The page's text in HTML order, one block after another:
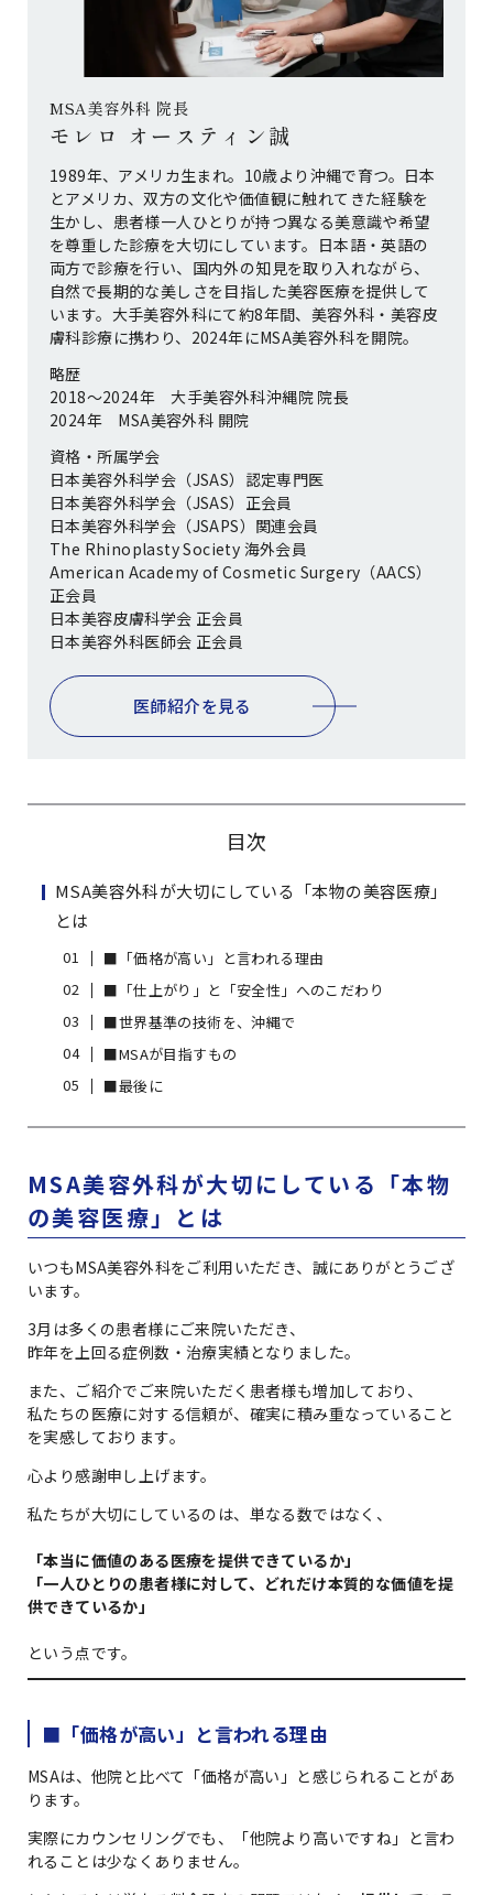
MSA美容外科 院長
モレロ オースティン誠
1989年、アメリカ生まれ。10歳より沖縄で育つ。日本
とアメリカ、双方の文化や価値観に触れてきた経験を
生かし、患者様一人ひとりが持つ異なる美意識や希望
を尊重した診療を大切にしています。日本語・英語の
両方で診療を行い、国内外の知見を取り入れながら、
自然で長期的な美しさを目指した美容医療を提供して
います。大手美容外科にて約8年間、美容外科・美容皮
膚科診療に携わり、2024年にMSA美容外科を開院。
略歴
2018〜2024年 大手美容外科沖縄院 院長
2024年 MSA美容外科 開院
資格・所属学会
日本美容外科学会（JSAS）認定専門医
日本美容外科学会（JSAS）正会員
日本美容外科学会（JSAPS）関連会員
The Rhinoplasty Society 海外会員
American Academy of Cosmetic Surgery（AACS）
正会員
日本美容皮膚科学会 正会員
日本美容外科医師会 正会員
医師紹介を見る
目次
MSA美容外科が大切にしている「本物の美容医療」
とは
■「価格が高い」と言われる理由
■「仕上がり」と「安全性」へのこだわり
■世界基準の技術を、沖縄で
■MSAが目指すもの
■最後に
MSA美容外科が大切にしている「本物
の美容医療」とは
いつもMSA美容外科をご利用いただき、誠にありがとうござ
います。
3月は多くの患者様にご来院いただき、
昨年を上回る症例数・治療実績となりました。
また、ご紹介でご来院いただく患者様も増加しており、
私たちの医療に対する信頼が、確実に積み重なっていること
を実感しております。
心より感謝申し上げます。
私たちが大切にしているのは、単なる数ではなく、
「本当に価値のある医療を提供できているか」
「一人ひとりの患者様に対して、どれだけ本質的な価値を提
供できているか」
という点です。
■「価格が高い」と言われる理由
MSAは、他院と比べて「価格が高い」と感じられることがあ
ります。
実際にカウンセリングでも、「他院より高いですね」と言わ
れることは少なくありません。